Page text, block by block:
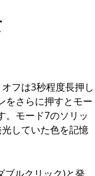
フは3秒程度長押し
をさらに押すとモー
。モード7のソリッ
していた色を記憶
ブルクリック)と発